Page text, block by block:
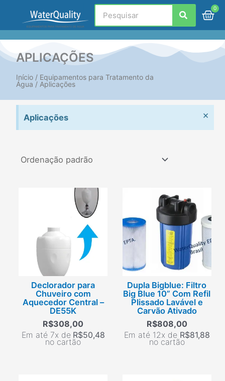
o
conteúdo
Search
APLICAÇÕES
Início / Equipamentos para Tratamento da
Água / Aplicações
Aplicações ×
Declorador para
Chuveiro com
Aquecedor Central –
DE55K
R$308,00
Em até 7x de R$50,48
no cartão
Dupla Bigblue: Filtro
Big Blue 10” Com Refil
Plissado Lavável e
Carvão Ativado
R$808,00
Em até 12x de R$81,88
no cartão